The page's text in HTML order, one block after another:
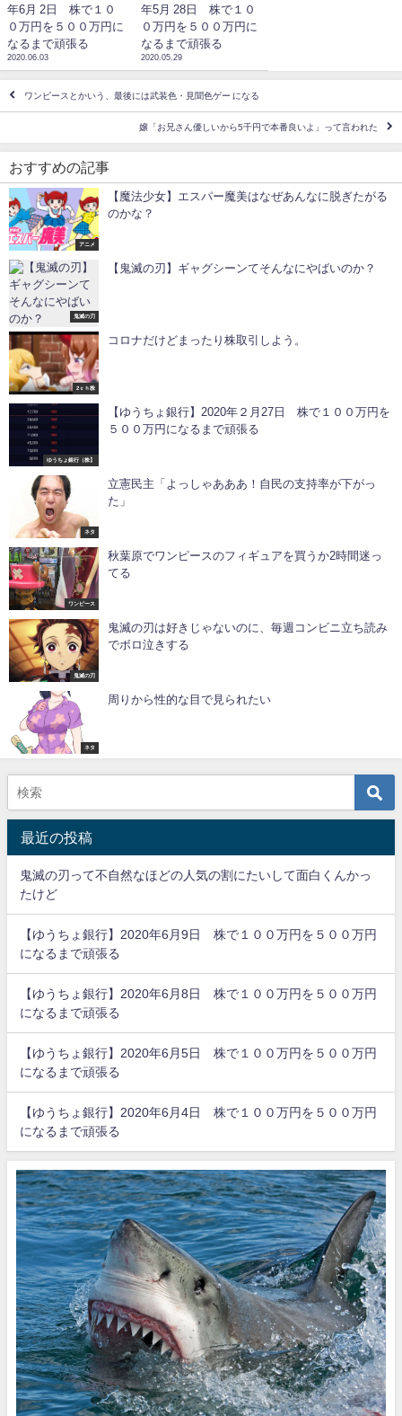
年6月 2日 株で１０
０万円を５００万円に
なるまで頑張る
2020.06.03
年5月 28日 株で１０
０万円を５００万円に
なるまで頑張る
2020.05.29
ワンピースとかいう、最後には武装色・見聞色ゲー になる
嬢「お兄さん優しいから5千円で本番良いよ」って言われた
おすすめの記事
アニメ
【魔法少女】エスパー魔美はなぜあんなに脱ぎたがる
のかな？
鬼滅の刃
【鬼滅の刃】ギャグシーンてそんなにやばいのか？
2ｃｈ株
コロナだけどまったり株取引しよう。
ゆうちょ銀行（株】
【ゆうちょ銀行】2020年２月27日 株で１００万円を
５００万円になるまで頑張る
ネタ
立憲民主「よっしゃあああ！自民の支持率が下がっ
た」
ワンピース
秋葉原でワンピースのフィギュアを買うか2時間迷っ
てる
鬼滅の刃
鬼滅の刃は好きじゃないのに、毎週コンビニ立ち読み
でボロ泣きする
ネタ
周りから性的な目で見られたい
最近の投稿
鬼滅の刃って不自然なほどの人気の割にたいして面白くんかっ
たけど
【ゆうちょ銀行】2020年6月9日 株で１００万円を５００万円
になるまで頑張る
【ゆうちょ銀行】2020年6月8日 株で１００万円を５００万円
になるまで頑張る
【ゆうちょ銀行】2020年6月5日 株で１００万円を５００万円
になるまで頑張る
【ゆうちょ銀行】2020年6月4日 株で１００万円を５００万円
になるまで頑張る